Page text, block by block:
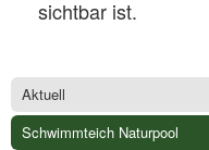
sichtbar ist.
Aktuell
Schwimmteich Naturpool